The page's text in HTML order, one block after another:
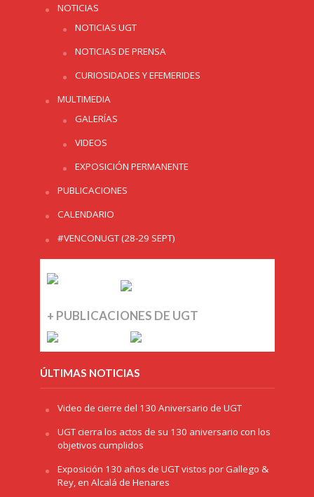
NOTICIAS
NOTICIAS UGT
NOTICIAS DE PRENSA
CURIOSIDADES Y EFEMERIDES
MULTIMEDIA
GALERÍAS
VIDEOS
EXPOSICIÓN PERMANENTE
PUBLICACIONES
CALENDARIO
#VENCONUGT (28-29 SEPT)
+ PUBLICACIONES DE UGT
ÚLTIMAS NOTICIAS
Video de cierre del 130 Aniversario de UGT
UGT cierra los actos de su 130 aniversario con los
objetivos cumplidos
Exposición 130 años de UGT vistos por Gallego &
Rey, en Alcalá de Henares